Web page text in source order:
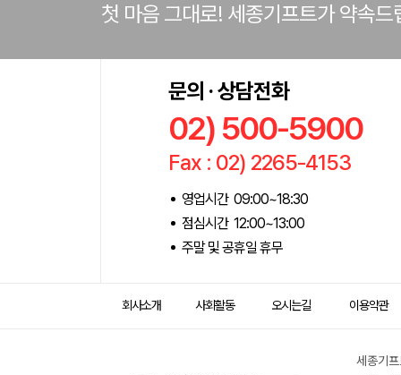
첫 마음 그대로! 세종기프트가 약속드
문의 · 상담전화
02) 500-5900
Fax : 02) 2265-4153
영업시간 09:00~18:30
점심시간 12:00~13:00
주말 및 공휴일 휴무
회사소개 사회활동 오시는길 이용약관
세종기